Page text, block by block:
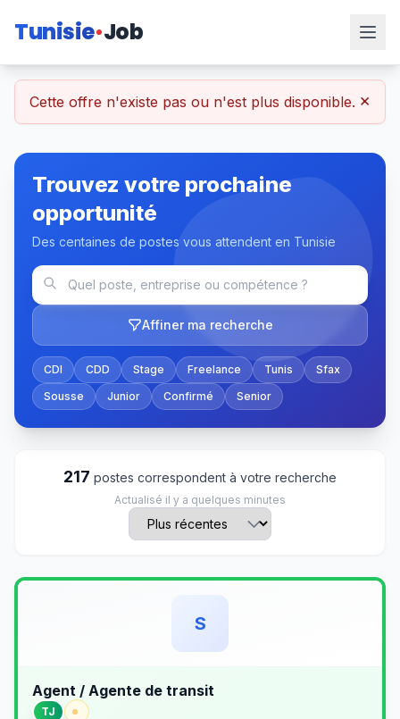
Tunisie Job
Cette offre n'existe pas ou n'est plus disponible. ×
Trouvez votre prochaine
opportunité
Des centaines de postes vous attendent en Tunisie
Affiner ma recherche
CDI CDD Stage Freelance Tunis
Sfax
Sousse
Junior Confirmé Senior
217 postes correspondent à votre recherche
Actualisé il y a quelques minutes
S
Agent / Agente de transit
TJ